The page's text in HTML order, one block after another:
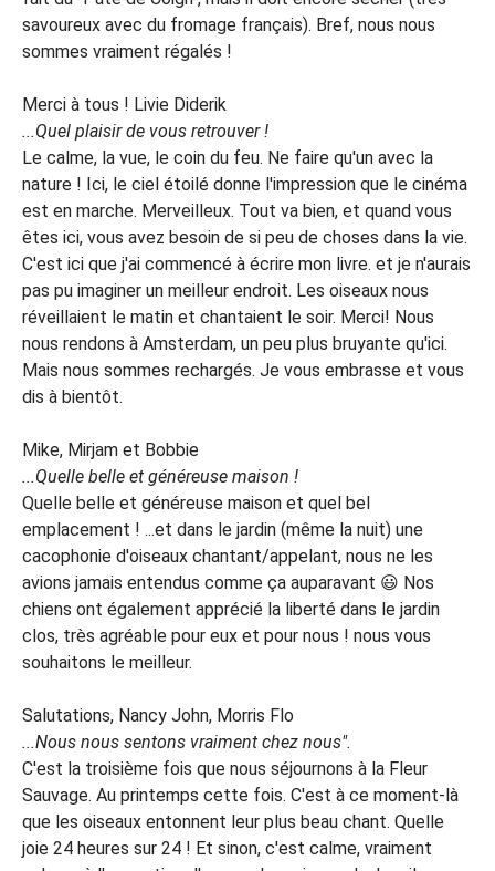
savoureux avec du fromage français). Bref, nous nous
sommes vraiment régalés !
Merci à tous ! Livie Diderik
...Quel plaisir de vous retrouver !
Le calme, la vue, le coin du feu. Ne faire qu'un avec la
nature ! Ici, le ciel étoilé donne l'impression que le cinéma
est en marche. Merveilleux. Tout va bien, et quand vous
êtes ici, vous avez besoin de si peu de choses dans la vie.
C'est ici que j'ai commencé à écrire mon livre. et je n'aurais
pas pu imaginer un meilleur endroit. Les oiseaux nous
réveillaient le matin et chantaient le soir. Merci! Nous
nous rendons à Amsterdam, un peu plus bruyante qu'ici.
Mais nous sommes rechargés. Je vous embrasse et vous
dis à bientôt.
Mike, Mirjam et Bobbie
...Quelle belle et généreuse maison !
Quelle belle et généreuse maison et quel bel
emplacement ! ...et dans le jardin (même la nuit) une
cacophonie d'oiseaux chantant/appelant, nous ne les
avions jamais entendus comme ça auparavant 😃 Nos
chiens ont également apprécié la liberté dans le jardin
clos, très agréable pour eux et pour nous ! nous vous
souhaitons le meilleur.
Salutations, Nancy John, Morris Flo
...Nous nous sentons vraiment chez nous".
C'est la troisième fois que nous séjournons à la Fleur
Sauvage. Au printemps cette fois. C'est à ce moment-là
que les oiseaux entonnent leur plus beau chant. Quelle
joie 24 heures sur 24 ! Et sinon, c'est calme, vraiment